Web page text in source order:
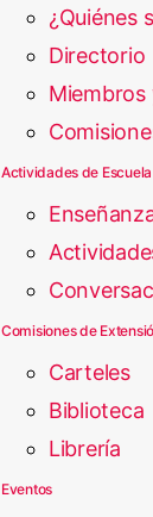
¿Quiénes
Directorio
Miembros
Actividades de Escuela
Comisiones de
Carteles
Biblioteca
Librería
Eventos